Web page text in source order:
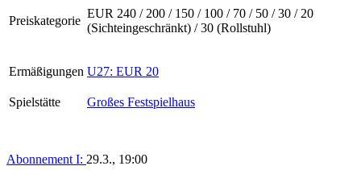
Preiskategorie
EUR 240 / 200 / 150 / 100 / 70 / 50 / 30 / 20
(Sichteingeschränkt) / 30 (Rollstuhl)
Ermäßigungen U27: EUR 20
Spielstätte Großes Festspielhaus
Abonnement I: 29.3., 19:00